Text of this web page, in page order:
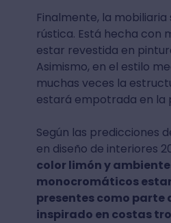
Finalmente, la
rústica. Está hecha con
estar revestida en
Asimismo, en el estilo
muchas veces la
estará empotrada en la
Según las predicciones
en diseño de interiores
color limón y
monocromáticos
presentes como parte
inspirado en costas